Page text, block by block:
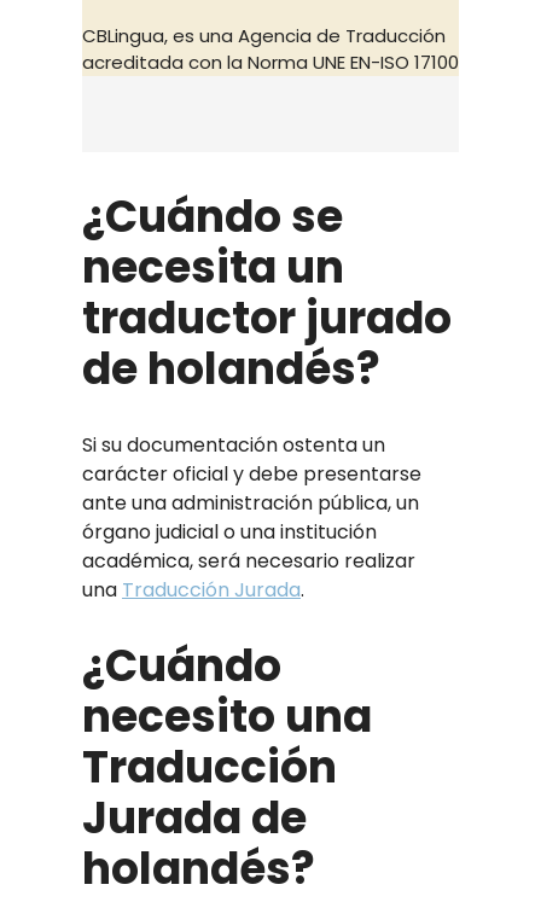
CBLingua, es una Agencia de Traducción
acreditada con la Norma UNE EN-ISO 17100
¿Cuándo se
necesita un
traductor jurado
de holandés?
Si su documentación ostenta un
carácter oficial y debe presentarse
ante una administración pública, un
órgano judicial o una institución
académica, será necesario realizar
una Traducción Jurada.
¿Cuándo
necesito una
Traducción
Jurada de
holandés?